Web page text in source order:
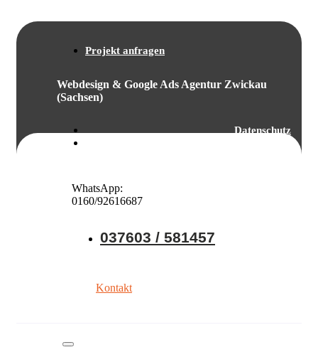
Projekt anfragen
Webdesign & Google Ads Agentur Zwickau
(Sachsen)
Datenschutz
WhatsApp:
0160/92616687
037603 / 581457
Kontakt